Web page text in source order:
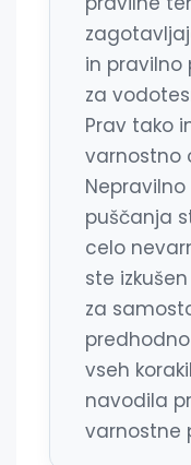
in pravilno
za
Prav tako
varnostno
puščanja
celo
ste
za
vseh
navodila
varnostne